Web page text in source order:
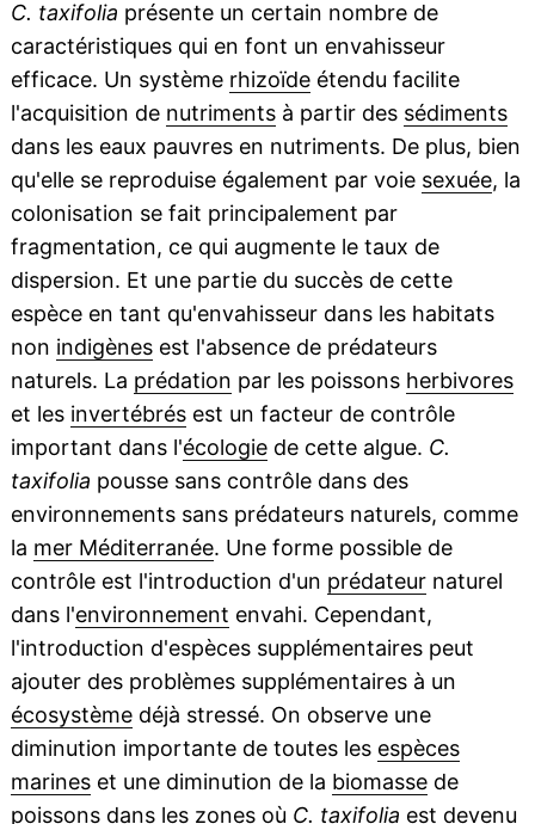
C. taxifolia présente un certain nombre de
caractéristiques qui en font un envahisseur
efficace. Un système rhizoïdeétendu facilite
l'acquisition de nutrimentsà partir des sédiments
dans les eaux pauvres en nutriments. De plus, bien
qu'elle se reproduise également par voie sexuée, la
colonisation se fait principalement par
fragmentation, ce qui augmente le taux de
dispersion. Et une partie du succès de cette
espèce en tant qu'envahisseur dans les habitats
non indigènesest l'absence de prédateurs
naturels. La prédation par les poissons herbivores
et les invertébrésest un facteur de contrôle
important dans l'écologiede cette algue. C.
taxifolia pousse sans contrôle dans des
environnements sans prédateurs naturels, comme
la mer Méditerranée. Une forme possible de
contrôle est l'introduction d'un prédateurnaturel
dans l'environnement envahi. Cependant,
l'introduction d'espèces supplémentaires peut
ajouter des problèmes supplémentaires à un
écosystèmedéjà stressé. On observe une
diminution importante de toutes les espèces
marineset une diminution de la biomassede
poissons dans les zones où C. taxifolia est devenu